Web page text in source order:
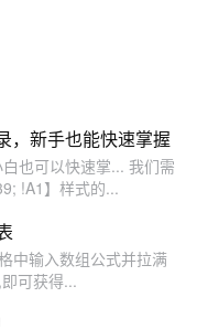
，新手也能快速掌握
也可以快速掌... 我们需
!A1】样式的...
中输入数组公式并拉满
可获得...